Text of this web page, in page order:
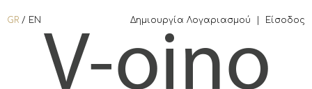
GR / EN Δημιουργία Λογαριασμού Είσοδος